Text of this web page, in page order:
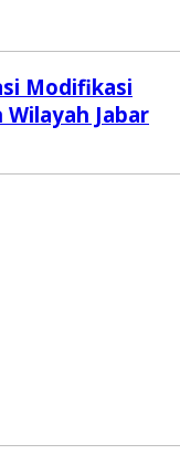
Modifikasi
Wilayah Jabar